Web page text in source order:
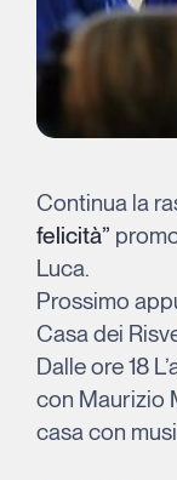
Continua la
felicità”
Luca.
Prossimo
Casa dei
Dalle ore 18
con Maurizio
casa con